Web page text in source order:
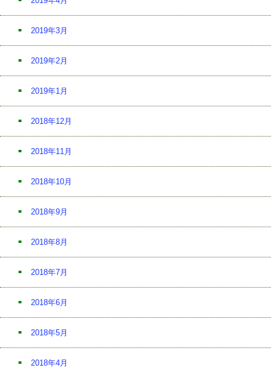
2019年3月
2019年2月
2019年1月
2018年12月
2018年11月
2018年10月
2018年9月
2018年8月
2018年7月
2018年6月
2018年5月
2018年4月